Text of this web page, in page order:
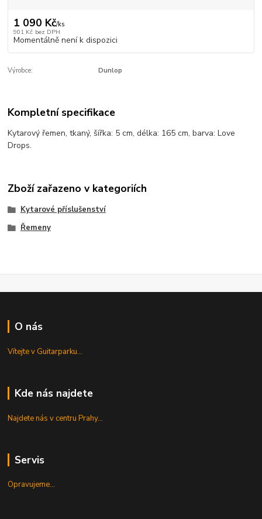
1 090 Kč/ks
901 Kč bez DPH
Momentálně není k dispozici
Výrobce: Dunlop
Kompletní specifikace
Kytarový řemen, tkaný, šířka: 5 cm, délka: 165 cm, barva: Love
Drops.
Zboží zařazeno v kategoriích
Kytarové příslušenství
Řemeny
O nás
Vítejte v Guitarparku...
Kde nás najdete
Najdete nás v centru Prahy...
Servis
Opravujeme...